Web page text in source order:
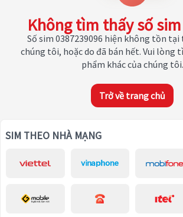
Không tìm thấy số
Số sim 0387239096 hiện không tồn
chúng tôi, hoặc do đã bán hết. Vui lòng
phẩm khác của chúng tôi.
Trở về trang chủ
SIM THEO NHÀ MẠNG